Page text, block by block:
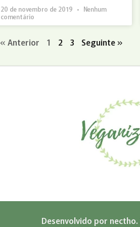
20 de novembro de 2019
Nenhum
comentário
« Anterior 1 2 3 Seguinte »
Desenvolvido por nectho.